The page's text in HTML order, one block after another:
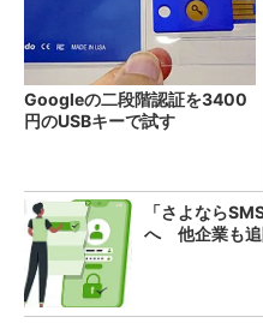
Googleの二段階認証を3400
円のUSBキーで試す
「さよなら
へ 他企業も追